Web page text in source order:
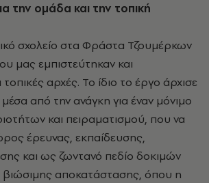
την ομάδα και την τοπική
σχολείο στα Φράστα Τζουμέρκων
μας εμπιστεύτηκαν και
αρχές. Το ίδιο το έργο άρχισε
από την ανάγκη για έναν μόνιμο
και πειραματισμού, που να
έρευνας, εκπαίδευσης,
και ως ζωντανό πεδίο δοκιμών
βιώσιμης αποκατάστασης, όπου η